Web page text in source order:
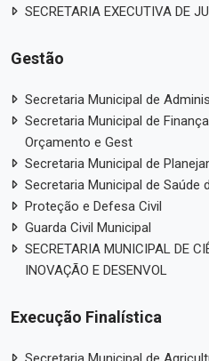
SECRETARIA EXECUTIVA DE
Gestão
Secretaria Municipal de
Secretaria Municipal de
Orçamento e Gest
Secretaria Municipal de
Secretaria Municipal de Saúde
Proteção e Defesa Civil
Guarda Civil Municipal
SECRETARIA MUNICIPAL DE
INOVAÇÃO E DESENVOL
Execução Finalística